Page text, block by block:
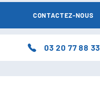
03 20 77 88 33